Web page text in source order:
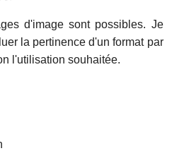
d'image sont possibles. Je
la pertinence d'un format par
l'utilisation souhaitée.